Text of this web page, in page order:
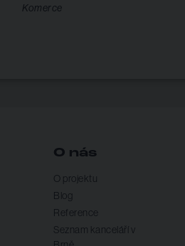
Komerce
O nás
O projektu
Blog
Reference
Seznam kanceláří v